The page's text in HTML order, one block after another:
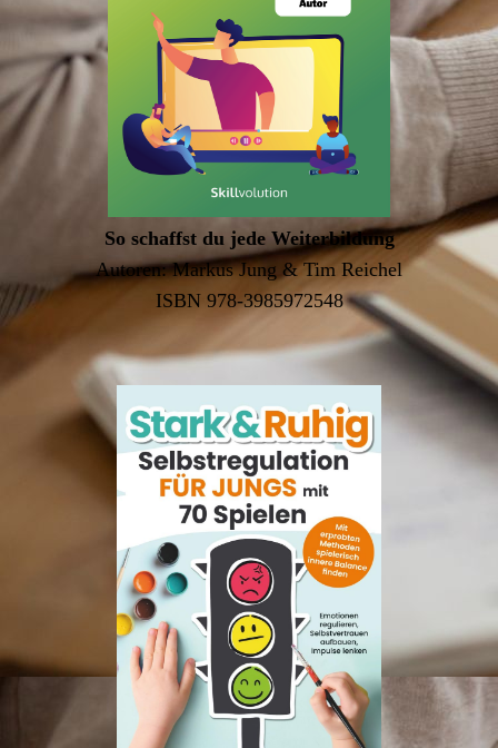
So schaffst du jede Weiterbildung
Autoren: Markus Jung & Tim Reichel
ISBN 978-3985972548